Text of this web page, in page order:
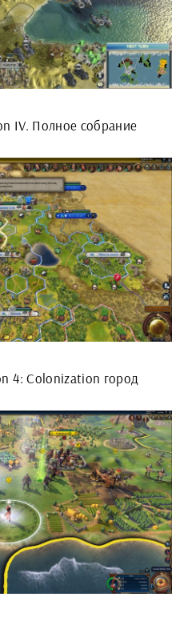
IV. Полное собрание
4: Colonization город